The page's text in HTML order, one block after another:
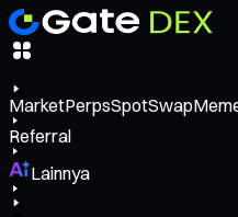
MarketPerpsSpotSwap
Referral
Lainnya